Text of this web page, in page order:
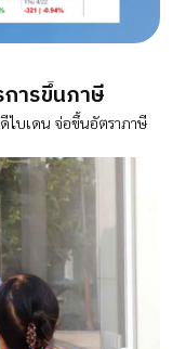
ารขึ้นภาษี
ไบเดน จ่อขึ้นอัตราภาษี